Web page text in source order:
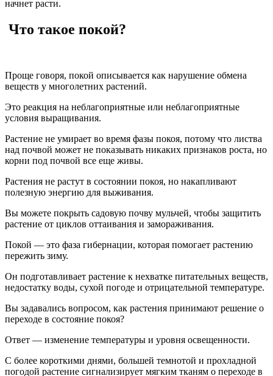
начнет расти.
Что такое покой?
Проще говоря, покой описывается как нарушение обмена
веществ у многолетних растений.
Это реакция на неблагоприятные или неблагоприятные
условия выращивания.
Растение не умирает во время фазы покоя, потому что листва
над почвой может не показывать никаких признаков роста, но
корни под почвой все еще живы.
Растения не растут в состоянии покоя, но накапливают
полезную энергию для выживания.
Вы можете покрыть садовую почву мульчей, чтобы защитить
растение от циклов оттаивания и замораживания.
Покой — это фаза гибернации, которая помогает растению
пережить зиму.
Он подготавливает растение к нехватке питательных веществ,
недостатку воды, сухой погоде и отрицательной температуре.
Вы задавались вопросом, как растения принимают решение о
переходе в состояние покоя?
Ответ — изменение температуры и уровня освещенности.
С более короткими днями, большей темнотой и прохладной
погодой растение сигнализирует мягким тканям о переходе в